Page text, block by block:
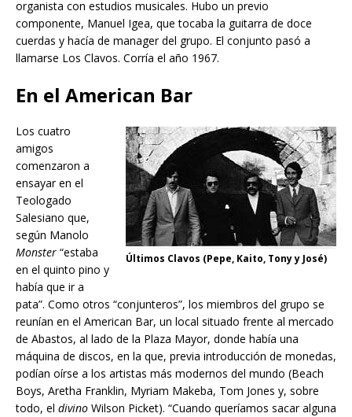
organista con estudios musicales. Hubo un previo
componente, Manuel Igea, que tocaba la guitarra de doce
cuerdas y hacía de manager del grupo. El conjunto pasó a
llamarse Los Clavos. Corría el año 1967.
En el American Bar
Últimos Clavos (Pepe, Kaito, Tony y José)
Los cuatro
amigos
comenzaron a
ensayar en el
Teologado
Salesiano que,
según Manolo
Monster “estaba
en el quinto pino y
había que ir a
pata”. Como otros “conjunteros”, los miembros del grupo se
reunían en el American Bar, un local situado frente al mercado
de Abastos, al lado de la Plaza Mayor, donde había una
máquina de discos, en la que, previa introducción de monedas,
podían oírse a los artistas más modernos del mundo (Beach
Boys, Aretha Franklin, Myriam Makeba, Tom Jones y, sobre
todo, el divino Wilson Picket). “Cuando queríamos sacar alguna